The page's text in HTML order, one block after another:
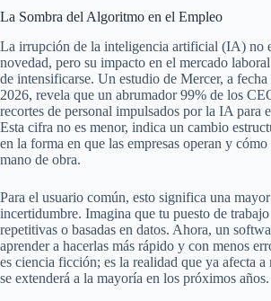
La Sombra del Algoritmo en el Empleo
La irrupción de la inteligencia artificial (IA) no
novedad, pero su impacto en el mercado
de intensificarse. Un estudio de Mercer, a
2026, revela que un abrumador 99% de los
recortes de personal impulsados por la IA para
Esta cifra no es menor, indica un cambio
en la forma en que las empresas operan y
mano de obra.
Para el usuario común, esto significa una mayor
incertidumbre. Imagina que tu puesto de trabajo
repetitivas o basadas en datos. Ahora, un
aprender a hacerlas más rápido y con menos
es ciencia ficción; es la realidad que ya afecta a
se extenderá a la mayoría en los próximos años.